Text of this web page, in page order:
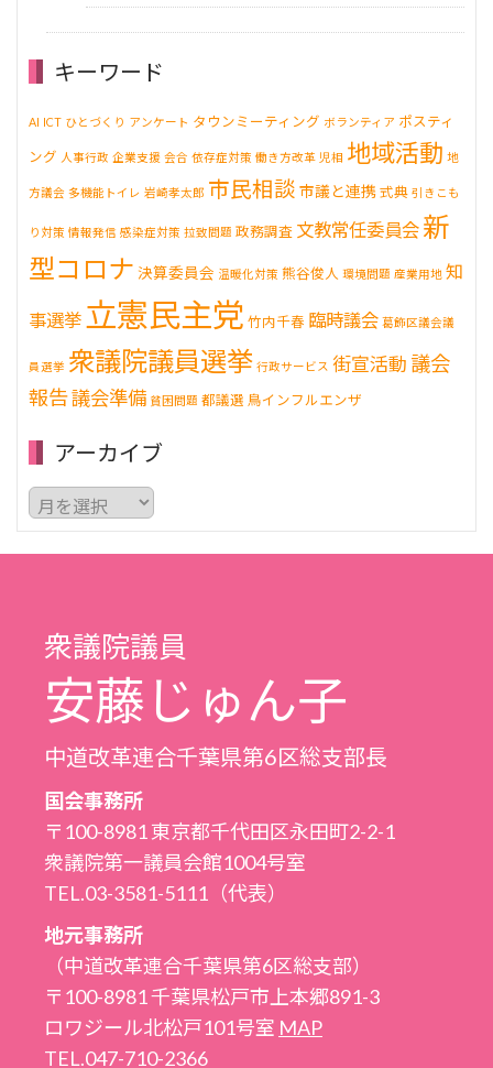
キーワード
AI ICT ひとづくり アンケート タウンミーティング ボランティア ポスティ
ング 人事行政 企業支援 会合 依存症対策 働き方改革 児相 地域活動 地
方議会 多機能トイレ 岩崎孝太郎 市民相談 市議と連携 式典 引きこも
り対策 情報発信 感染症対策 拉致問題 政務調査 文教常任委員会 新
型コロナ 決算委員会 温暖化対策 熊谷俊人 環境問題 産業用地 知
事選挙 立憲民主党 竹内千春 臨時議会 葛飾区議会議
員選挙 衆議院議員選挙 行政サービス 街宣活動 議会
報告議会準備 貧困問題 都議選 鳥インフルエンザ
アーカイブ
ア
ー
カ
イ
衆議院議員
安藤じゅん子
中道改革連合千葉県第6区総支部長
国会事務所
〒100-8981 東京都千代田区永田町2-2-1
衆議院第一議員会館1004号室
TEL.03-3581-5111（代表）
地元事務所
（中道改革連合千葉県第6区総支部）
〒100-8981 千葉県松戸市上本郷891-3
ロワジール北松戸101号室 MAP
TEL.047-710-2366